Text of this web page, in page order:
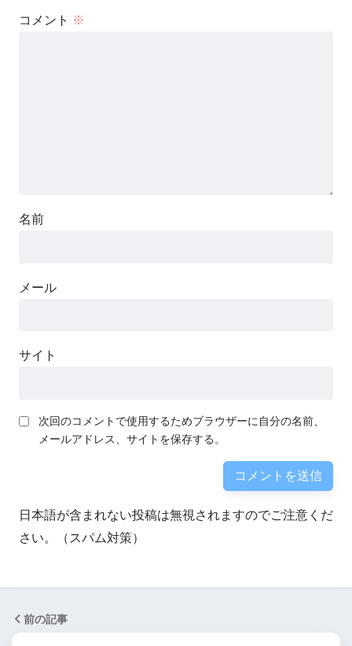
コメント ※
名前
メール
サイト
次回のコメントで使用するためブラウザーに自分の名前、
メールアドレス、サイトを保存する。
日本語が含まれない投稿は無視されますのでご注意くだ
さい。（スパム対策）
前の記事